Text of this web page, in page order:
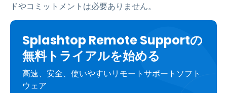
ドやコミットメントは必要ありません。
Splashtop Remote Supportの
無料トライアルを始める
高速、安全、使いやすいリモートサポートソフト
ウェア